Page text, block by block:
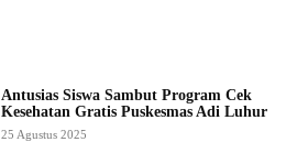
Antusias Siswa Sambut Program Cek
Kesehatan Gratis Puskesmas Adi Luhur
25 Agustus 2025